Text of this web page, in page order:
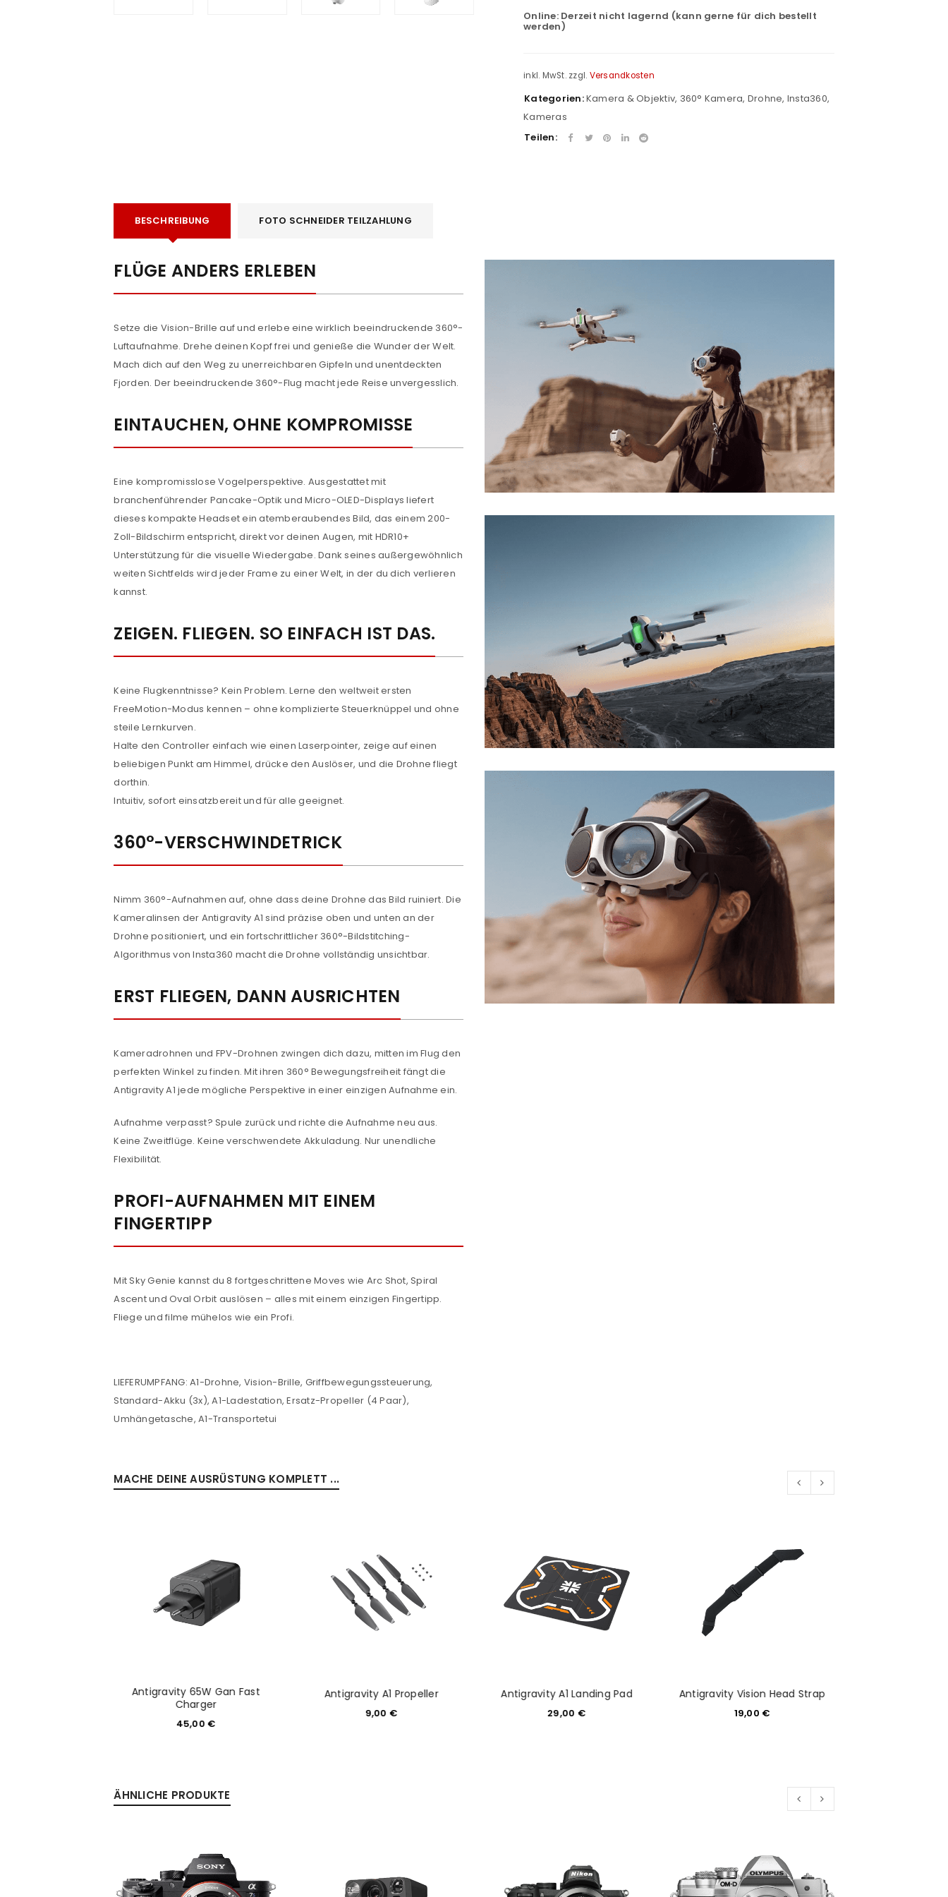
ANMELDEN
Benutzername oder E-Mail-Adresse *
Passwort*
Angemeldet bleiben
ANMELDEN
*
Ein Link zum Erstellen eines neuen Passworts wird an deine E-
Mail-Adresse gesendet.
NEWSLETTER ABONNIEREN
Please select all the ways you would like to hear from us
Online: Derzeit nicht lagernd (kann gerne für dich bestellt
werden)
inkl. MwSt. zzgl. Versandkosten
Kategorien:Kamera & Objektiv, 360° Kamera, Drohne, Insta360,
Kameras
Teilen:
BESCHREIBUNG FOTO SCHNEIDER TEILZAHLUNG
FLÜGE ANDERS ERLEBEN
Setze die Vision-Brille auf und erlebe eine wirklich beeindruckende 360°-
Luftaufnahme. Drehe deinen Kopf frei und genieße die Wunder der Welt.
Mach dich auf den Weg zu unerreichbaren Gipfeln und unentdeckten
Fjorden. Der beeindruckende 360°-Flug macht jede Reise unvergesslich.
EINTAUCHEN, OHNE KOMPROMISSE
Eine kompromisslose Vogelperspektive. Ausgestattet mit
branchenführender Pancake-Optik und Micro-OLED-Displays liefert
dieses kompakte Headset ein atemberaubendes Bild, das einem 200-
Zoll-Bildschirm entspricht, direkt vor deinen Augen, mit HDR10+
Unterstützung für die visuelle Wiedergabe. Dank seines außergewöhnlich
weiten Sichtfelds wird jeder Frame zu einer Welt, in der du dich verlieren
kannst.
ZEIGEN. FLIEGEN. SO EINFACH IST DAS.
Keine Flugkenntnisse? Kein Problem. Lerne den weltweit ersten
FreeMotion-Modus kennen – ohne komplizierte Steuerknüppel und ohne
steile Lernkurven.
Halte den Controller einfach wie einen Laserpointer, zeige auf einen
beliebigen Punkt am Himmel, drücke den Auslöser, und die Drohne fliegt
dorthin.
Intuitiv, sofort einsatzbereit und für alle geeignet.
360°-VERSCHWINDETRICK
Nimm 360°-Aufnahmen auf, ohne dass deine Drohne das Bild ruiniert. Die
Kameralinsen der Antigravity A1 sind präzise oben und unten an der
Drohne positioniert, und ein fortschrittlicher 360°-Bildstitching-
Algorithmus von Insta360 macht die Drohne vollständig unsichtbar.
ERST FLIEGEN, DANN AUSRICHTEN
Kameradrohnen und FPV-Drohnen zwingen dich dazu, mitten im Flug den
perfekten Winkel zu finden. Mit ihren 360° Bewegungsfreiheit fängt die
Antigravity A1 jede mögliche Perspektive in einer einzigen Aufnahme ein.
Aufnahme verpasst? Spule zurück und richte die Aufnahme neu aus.
Keine Zweitflüge. Keine verschwendete Akkuladung. Nur unendliche
Flexibilität.
PROFI-AUFNAHMEN MIT EINEM
FINGERTIPP
Mit Sky Genie kannst du 8 fortgeschrittene Moves wie Arc Shot, Spiral
Ascent und Oval Orbit auslösen – alles mit einem einzigen Fingertipp.
Fliege und filme mühelos wie ein Profi.
LIEFERUMPFANG: A1-Drohne, Vision-Brille, Griffbewegungssteuerung,
Standard-Akku (3x), A1-Ladestation, Ersatz-Propeller (4 Paar),
Umhängetasche, A1-Transportetui
MACHE DEINE AUSRÜSTUNG KOMPLETT ...
Antigravity 65W Gan Fast
Charger
45,00 €
Antigravity A1 Propeller
9,00 €
Antigravity A1 Landing Pad
29,00 €
Antigravity Vision Head Strap
19,00 €
ÄHNLICHE PRODUKTE